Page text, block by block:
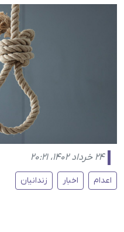
۲۴ خرداد ۱۴۰۲، ۲۰:۲۱
اعدام اخبار زندانیان